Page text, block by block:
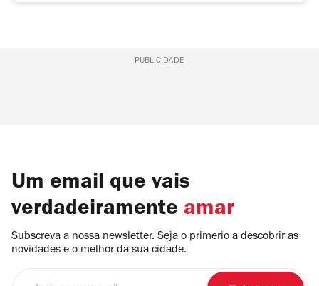
PUBLICIDADE
Um email que vais
verdadeiramente amar
Subscreva a nossa newsletter. Seja o primerio a descobrir as
novidades e o melhor da sua cidade.